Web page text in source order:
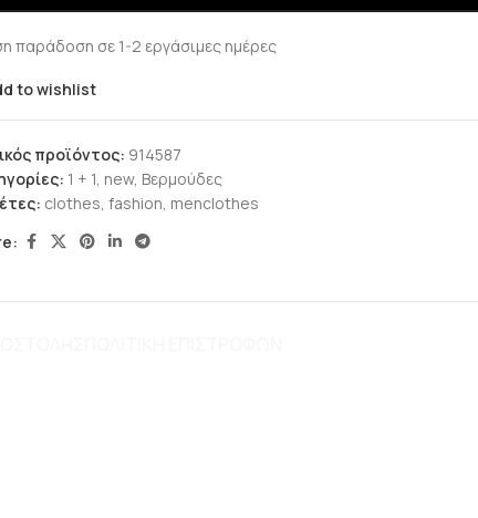
παράδοση σε 1-2 εργάσιμες ημέρες
to wishlist
προϊόντος: 914587
1 + 1, new, Βερμούδες
clothes, fashion, menclothes